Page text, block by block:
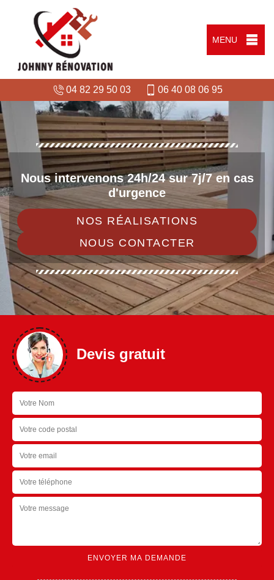
MENU
04 82 29 50 03 06 40 08 06 95
Nous intervenons 24h/24 sur 7j/7 en cas
d'urgence
NOS RÉALISATIONS
NOUS CONTACTER
Devis gratuit